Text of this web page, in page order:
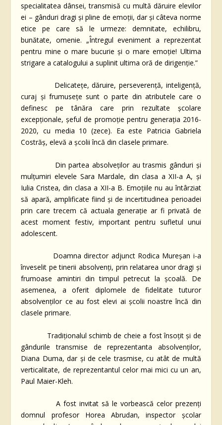
specialitatea dânsei, transmisă cu multă dăruire elevilor
ei – gânduri dragi și pline de emoții, dar și câteva norme
etice pe care să le urmeze: demnitate, echilibru,
bunătate, omenie. „Întregul eveniment a reprezentat
pentru mine o mare bucurie și o mare emoție! Ultima
strigare a catalogului a suplinit ultima oră de dirigenție.”
Delicatețe, dăruire, perseverență, inteligență,
curaj și frumusețe sunt o parte din atributele care o
definesc pe tânăra care prin rezultate școlare
excepționale, șeful de promoție pentru generația 2016-
2020, cu media 10 (zece). Ea este Patricia Gabriela
Costrăș, elevă a școlii încă din clasele primare.
Din partea absolveților au trasmis gânduri și
mulțumiri elevele Sara Mardale, din clasa a XII-a A, și
Iulia Cristea, din clasa a XII-a B. Emoțiile nu au întârziat
să apară, amplificate fiind și de incertitudinea perioadei
prin care trecem că actuala generație ar fi privată de
acest moment festiv, important pentru sufletul unui
adolescent.
Doamna director adjunct Rodica Mureșan i-a
înveselit pe tinerii absolvenți, prin relatarea unor dragi și
frumoase amintiri din timpul petrecut la școală. De
asemenea, a oferit diplomele de fidelitate tuturor
absolvenților ce au fost elevi ai școlii noastre încă din
clasele primare.
Tradiționalul schimb de cheie a fost însoțit și de
gândurile transmise de reprezentanta absolvenților,
Diana Duma, dar și de cele trasmise, cu atât de multă
verticalitate, de reprezentantul celor mai mici cu un an,
Paul Maier-Kleh.
A fost invitat să le vorbească celor prezenți
domnul profesor Horea Abrudan, inspector școlar